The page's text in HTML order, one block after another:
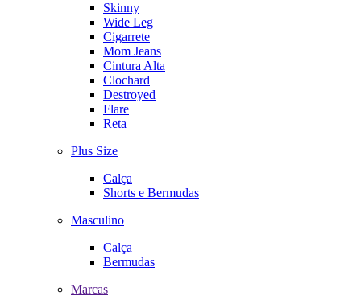
Skinny
Wide Leg
Cigarrete
Mom Jeans
Cintura Alta
Clochard
Destroyed
Flare
Reta
Plus Size
Calça
Shorts e Bermudas
Masculino
Calça
Bermudas
Marcas